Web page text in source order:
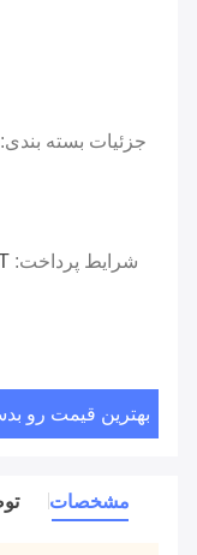
جزئیات بسته بندی:
شرایط پرداخت:
بهترین قیمت رو
مشخصات